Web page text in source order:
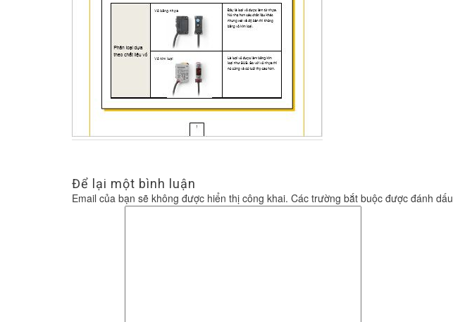
Để lại một bình luận
Email của bạn sẽ không được hiển thị công khai. Các trường bắt buộc được đánh dấu